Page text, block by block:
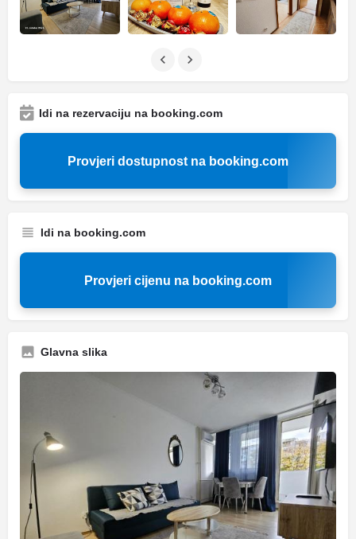
Idi na rezervaciju na booking.com
Provjeri dostupnost na booking.com
Idi na booking.com
Provjeri cijenu na booking.com
Glavna slika